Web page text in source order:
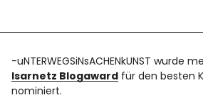
-uNTERWEGSiNsACHENkUNST wurde
Isarnetz Blogaward für den besten
nominiert.